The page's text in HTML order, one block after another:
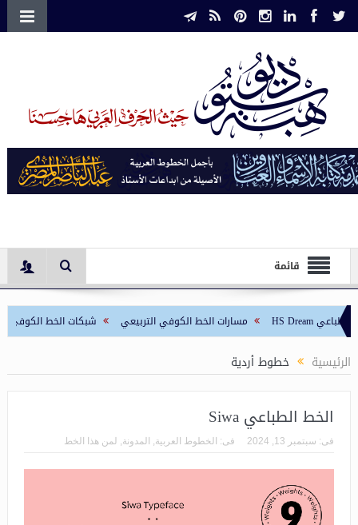
قائمة
مسارات الخط الكوفي التربيعي شبكات الخط الكوفي التربيعي
الرئيسية خطوط أردية
الخط الطباعي Siwa
فى: سبتمبر 13, 2024 فى: الخطوط العربية المدونة لمن هذا الخط